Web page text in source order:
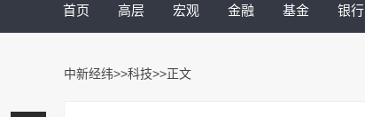
首页 高层 宏观 金融 基金 银行
中新经纬>>科技>>正文